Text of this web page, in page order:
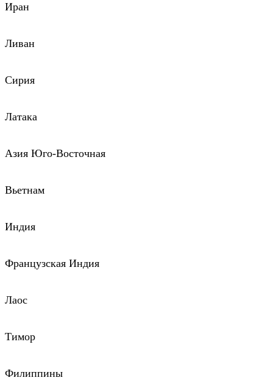
Иран
Ливан
Сирия
Латака
Азия Юго-Восточная
Вьетнам
Индия
Французская Индия
Лаос
Тимор
Филиппины